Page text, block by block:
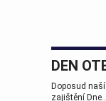
Doposud
zajištění